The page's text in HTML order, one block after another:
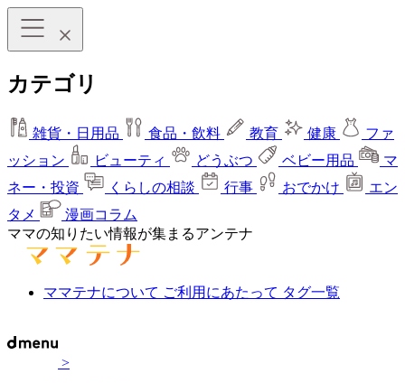
カテゴリ
雑貨・日用品 食品・飲料 教育 健康
ファ
ッション
ビューティ どうぶつ ベビー用品
マ
ネー・投資
くらしの相談 行事 おでかけ
エン
タメ
漫画コラム
ママの知りたい情報が集まるアンテナ
ママテナについて ご利用にあたって タグ一覧
>